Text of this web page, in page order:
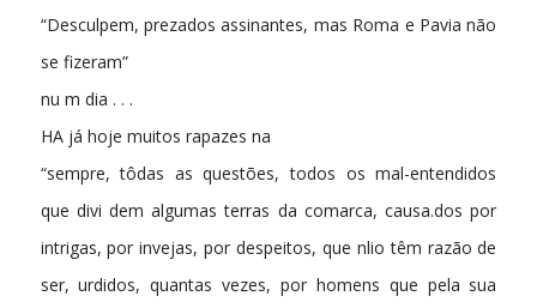
“Desculpem, prezados assinantes, mas Roma e Pavia não
se fizeram”
nu m dia . . .
HA já hoje muitos rapazes na
“sempre, tôdas as questões, todos os mal-entendidos
que divi­ dem algumas terras da comarca, causa.dos por
intrigas, por invejas, por despeitos, que nlio têm razão de
ser, urdidos, quantas vezes, por homens que pela sua